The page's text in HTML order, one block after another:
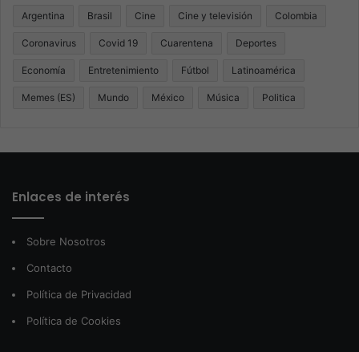
Argentina Brasil Cine Cine y televisión Colombia
Coronavirus Covid 19 Cuarentena Deportes
Economía Entretenimiento Fútbol Latinoamérica
Memes (ES) Mundo México Música Politica
Enlaces de interés
Sobre Nosotros
Contacto
Política de Privacidad
Política de Cookies